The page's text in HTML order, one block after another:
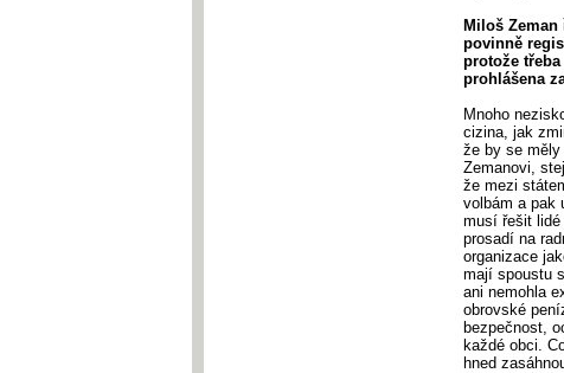
Miloš
povinně
protože
prohlášena
Mnoho
cizina, jak
že by se
Zemanovi,
že mezi
volbám a pak
musí řešit
prosadí na
organizace
mají spoustu
ani nemohla
obrovské
bezpečnost,
každé obci.
hned